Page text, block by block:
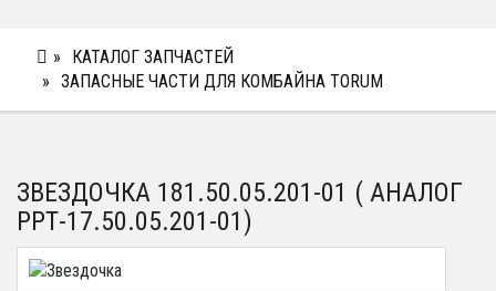
КАТАЛОГ ЗАПЧАСТЕЙ
ЗАПАСНЫЕ ЧАСТИ ДЛЯ КОМБАЙНА TORUM
ЗВЕЗДОЧКА 181.50.05.201-01 ( АНАЛОГ
РРТ-17.50.05.201-01)